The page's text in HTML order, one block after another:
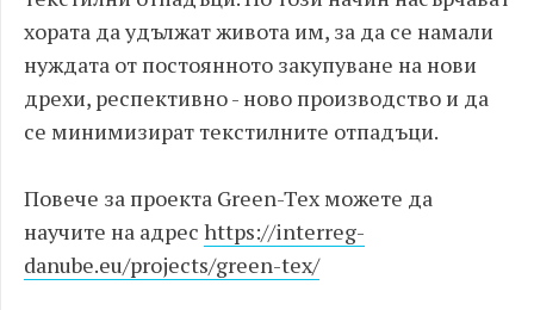
хората да удължат живота им, за да се намали
нуждата от постоянното закупуване на нови
дрехи, респективно - ново производство и да
се минимизират текстилните отпадъци.
Повече за проекта Green-Tex можете да
научите на адрес https://interreg-
danube.eu/projects/green-tex/